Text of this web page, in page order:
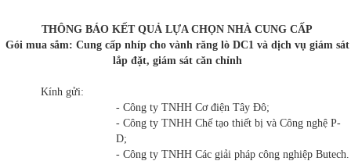
THÔNG BÁO KẾT QUẢ LỰA CHỌN NHÀ CUNG CẤP
Gói mua sắm: Cung cấp nhíp cho vành răng lò DC1 và dịch vụ giám sát
lắp đặt, giám sát căn chỉnh
Kính gửi:
- Công ty TNHH Cơ điện Tây Đô;
- Công ty TNHH Chế tạo thiết bị và Công nghệ P-
D;
- Công ty TNHH Các giải pháp công nghiệp Butech.